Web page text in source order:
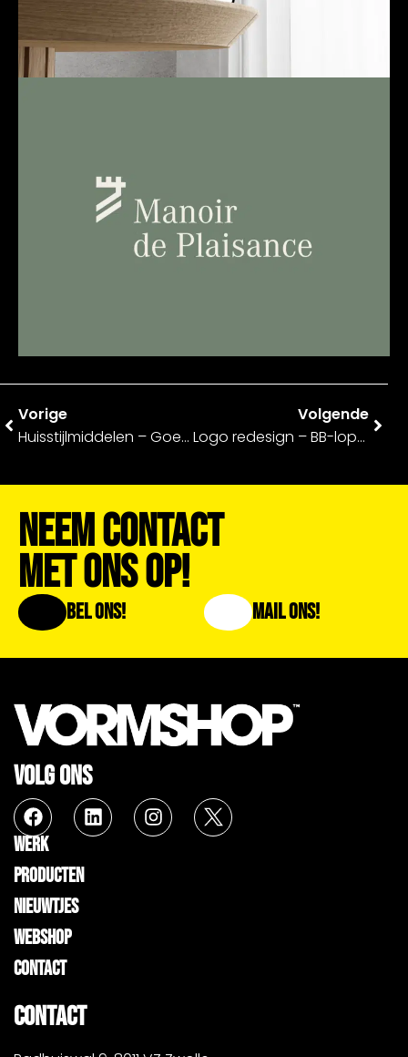
Vorige
Huisstijlmiddelen – Goede Dagen
Volgende
Logo redesign – BB-lopers
Neem Contact
Met Ons Op!
Bel Ons! Mail Ons!
VOLG ONS
WERK
PRODUCTEN
NIEUWTJES
WEBSHOP
CONTACT
CONTACT